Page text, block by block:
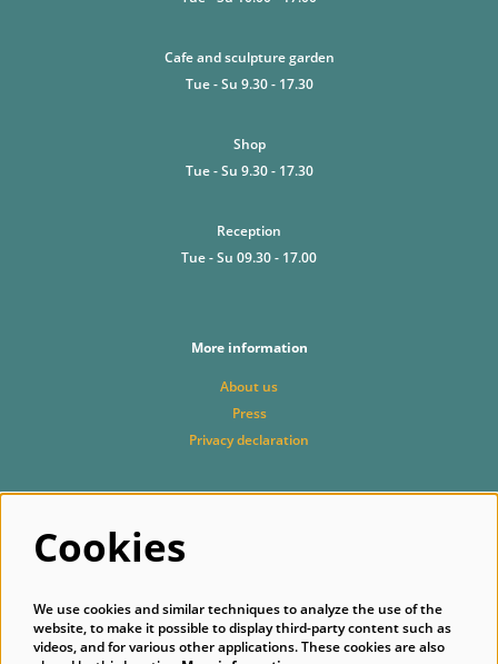
Cafe and sculpture garden
Tue - Su 9.30 - 17.30
Shop
Tue - Su 9.30 - 17.30
Reception
Tue - Su 09.30 - 17.00
More information
About us
Press
Privacy declaration
Cookies
We use cookies and similar techniques to analyze the use of the
website, to make it possible to display third-party content such as
videos, and for various other applications. These cookies are also